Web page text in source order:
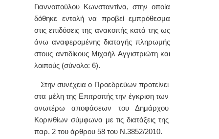
Γιαννοπούλου Κωνσταντίνα, στην οποία
δόθηκε εντολή να προβεί εμπρόθεσμα
στις επιδόσεις της ανακοπής κατά της ως
άνω αναφερομένης διαταγής πληρωμής
στους αντιδίκους Μιχαήλ Αγγιστριώτη και
λοιπούς (σύνολο: 6).
Στην συνέχεια ο Προεδρεύων προτείνει
στα μέλη της Επιτροπής την έγκριση των
ανωτέρω αποφάσεων του Δημάρχου
Κορινθίων σύμφωνα με τις διατάξεις της
παρ. 2 του άρθρου 58 του Ν.3852/2010.